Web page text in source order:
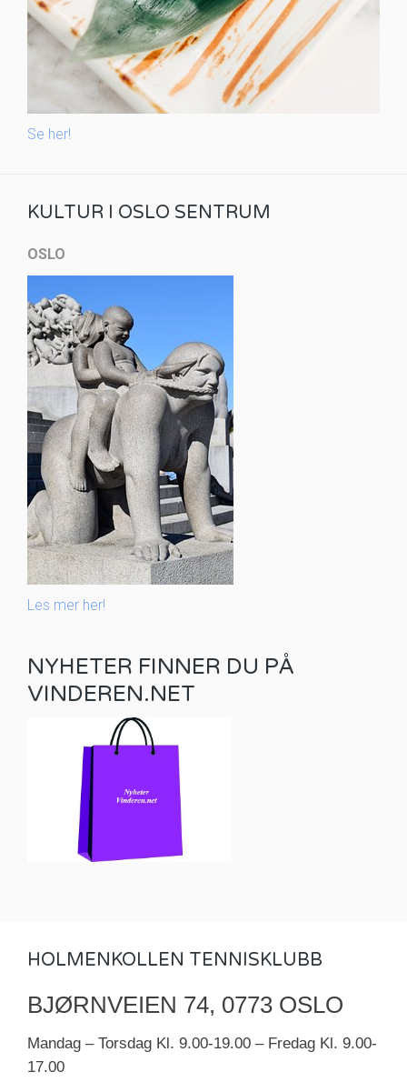
Se her!
KULTUR I OSLO SENTRUM
OSLO
Les mer her!
NYHETER FINNER DU PÅ
VINDEREN.NET
HOLMENKOLLEN TENNISKLUBB
BJØRNVEIEN 74, 0773 OSLO
Mandag – Torsdag Kl. 9.00-19.00 – Fredag Kl. 9.00-
17.00